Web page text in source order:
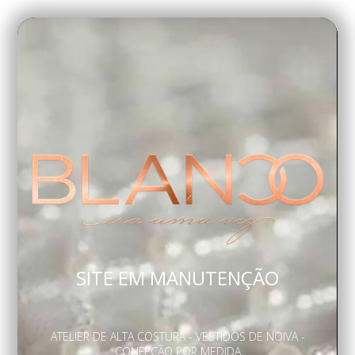
ATELIER DE ALTA COSTURA - VESTIDOS DE NOIVA -
CONFEÇÃO POR MEDIDA
SITE EM MANUTENÇÃO